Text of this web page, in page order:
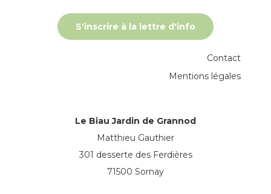
Le Biau Jardin de Grannod
Matthieu Gauthier
301 desserte des Ferdières
71500 Sornay
S'inscrire à la lettre d'info
Contact
Mentions légales